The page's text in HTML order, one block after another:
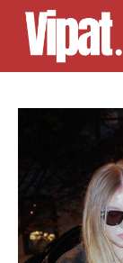
Skip
content